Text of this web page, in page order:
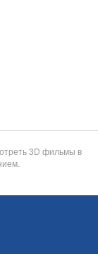
3D фильмы в